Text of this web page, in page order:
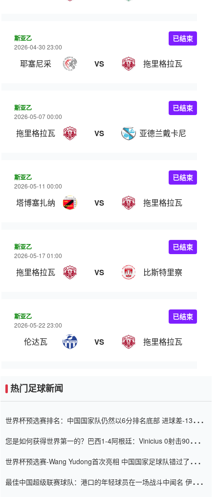
斯亚乙
2026-04-30 23:00
耶塞尼采 VS 拖里格拉瓦
已结束
斯亚乙
2026-05-07 00:00
拖里格拉瓦 VS 亚德兰戴卡尼
已结束
斯亚乙
2026-05-11 00:00
塔博塞扎纳 VS 拖里格拉瓦
已结束
斯亚乙
2026-05-17 01:00
拖里格拉瓦 VS 比斯特里察
已结束
斯亚乙
2026-05-22 23:00
伦达瓦 VS 拖里格拉瓦
已结束
热门足球新闻
世界杯预选赛排名：中国国家队仍然以6分排名底部 进球差-13令人
您是如何获得世界第一的？巴西1-4阿根廷：Vinicius 0射击90分钟
世界杯预选赛-Wang Yudong首次亮相 中国国家足球队错过了世界
最佳中国超级联赛球队：港口的年轻球员在一场战斗中闻名 伊万放